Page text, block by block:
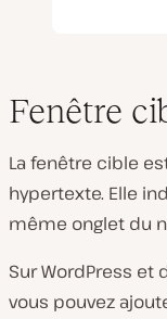
Fenêtre
La fenêtre cible
hypertexte. Elle
même onglet du
Sur WordPress
vous pouvez